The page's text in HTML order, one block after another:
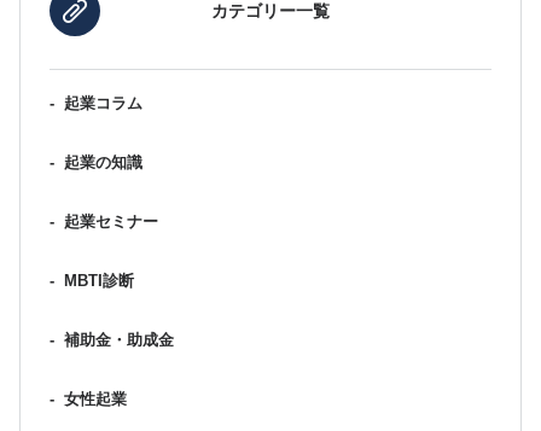
カテゴリー一覧
- 起業コラム
- 起業の知識
- 起業セミナー
- MBTI診断
- 補助金・助成金
- 女性起業